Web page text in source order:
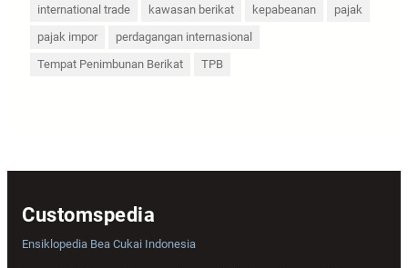
international trade
kawasan berikat kepabeanan
pajak
pajak impor
perdagangan internasional
Tempat Penimbunan Berikat
TPB
Customspedia
Ensiklopedia Bea Cukai Indonesia